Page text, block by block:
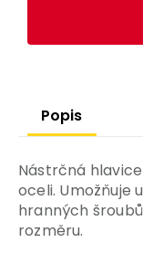
Popis
Nástrčná
oceli. Umožňuje
hranných
rozměru.